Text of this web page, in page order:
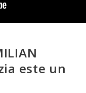
este un